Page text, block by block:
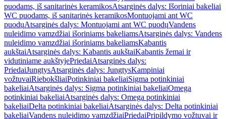
puodams, iš sanitarinės keramikosAtsarginės dalys: Išoriniai bakeliai
WC puodams, iš sanitarinės keramikosMontuojami ant WC
puodųAtsarginės dalys: Montuojami ant WC puodųVandens
nuleidimo vamzdžiai išoriniams bakeliamsAtsarginės dalys: Vandens
nuleidimo vamzdžiai išoriniams bakeliamsKabantis
aukštaiAtsarginės dalys: Kabantis aukštaiKabantis žemai ir
vidutiniame aukštyjePriedaiAtsarginės dalys:
PriedaiJungtysAtsarginės dalys: JungtysKampiniai
vožtuvaiRiebokšliaiPotinkiniai bakeliaiSigma potinkiniai
bakeliaiAtsarginės dalys: Sigma potinkiniai bakeliaiOmega
potinkiniai bakeliaiAtsarginės dalys: Omega potinkiniai
bakeliaiDelta potinkiniai bakeliaiAtsarginės dalys: Delta potinkiniai
bakeliaiVandens nuleidimo vamzdžiaiPriedaiPripildymo vožtuvai ir